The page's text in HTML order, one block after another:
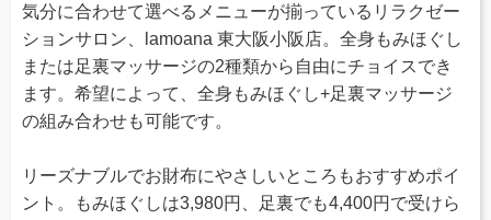
気分に合わせて選べるメニューが揃っているリラクゼー
ションサロン、lamoana 東大阪小阪店。全身もみほぐし
または足裏マッサージの2種類から自由にチョイスでき
ます。希望によって、全身もみほぐし+足裏マッサージ
の組み合わせも可能です。
リーズナブルでお財布にやさしいところもおすすめポイ
ント。もみほぐしは3,980円、足裏でも4,400円で受けら